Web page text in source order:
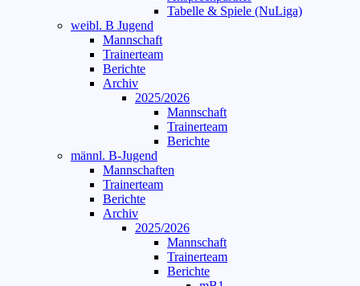
Tabelle & Spiele (NuLiga)
weibl. B Jugend
Mannschaft
Trainerteam
Berichte
Archiv
2025/2026
Mannschaft
Trainerteam
Berichte
männl. B-Jugend
Mannschaften
Trainerteam
Berichte
Archiv
2025/2026
Mannschaft
Trainerteam
Berichte